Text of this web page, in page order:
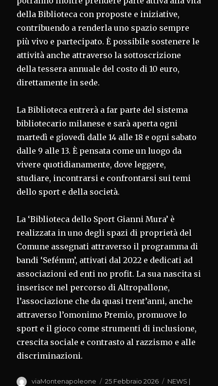
della Biblioteca con proposte e iniziative,
contribuendo a renderla uno spazio sempre
più vivo e partecipato. È possibile sostenere le
attività anche attraverso la sottoscrizione
della tessera annuale del costo di 10 euro,
direttamente in sede.
La Biblioteca entrerà a far parte del sistema
bibliotecario milanese e sarà aperta ogni
martedì e giovedì dalle 14 alle 18 e ogni sabato
dalle 9 alle 13. È pensata come un luogo da
vivere quotidianamente, dove leggere,
studiare, incontrarsi e confrontarsi sui temi
dello sport e della società.
La ‘Biblioteca dello Sport Gianni Mura’ è
realizzata in uno degli spazi di proprietà del
Comune assegnati attraverso il programma di
bandi ‘Sefémm’, attivati dal 2022 e dedicati ad
associazioni ed enti no profit. La sua nascita si
inserisce nel percorso di Altropallone,
l’associazione che da quasi trent’anni, anche
attraverso l’omonimo Premio, promuove lo
sport e il gioco come strumenti di inclusione,
crescita sociale e contrasto al razzismo e alle
discriminazioni.
Autore
viaMontenapoleone
Pubblicato
25 Febbraio 2026 Categorie
NEWS |